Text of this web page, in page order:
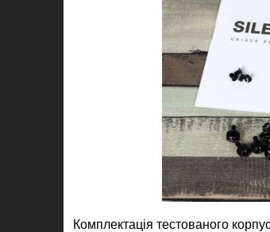
Комплектація тестованого